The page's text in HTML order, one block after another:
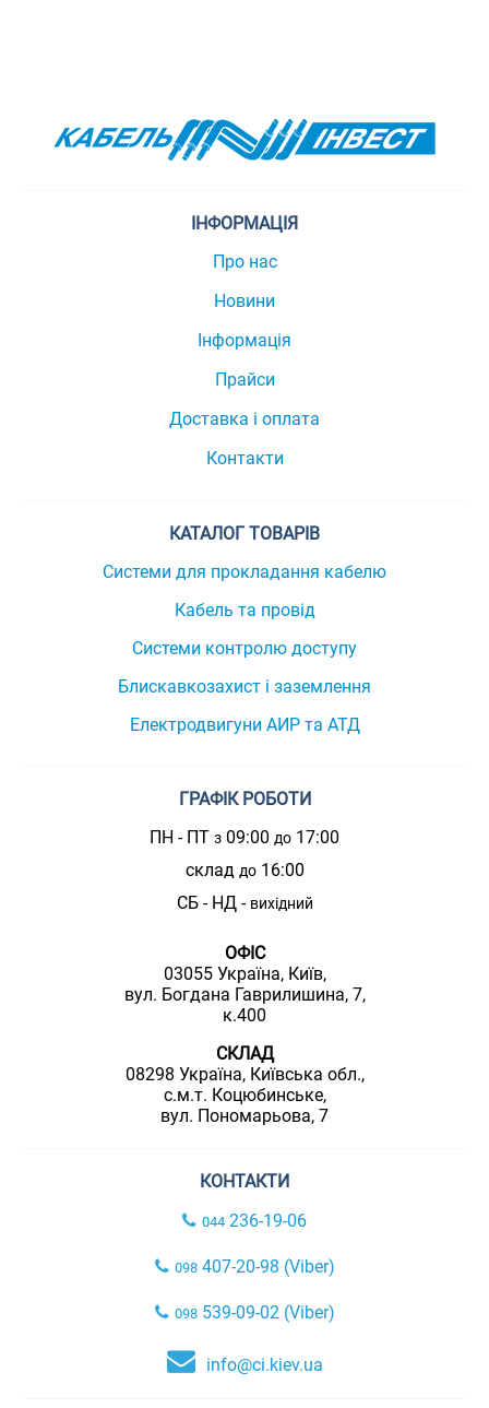
ІНФОРМАЦІЯ
Про нас
Новини
Інформація
Прайси
Доставка і оплата
Контакти
КАТАЛОГ ТОВАРІВ
Системи для прокладання кабелю
Кабель та провід
Системи контролю доступу
Блискавкозахист і заземлення
Електродвигуни АИР та АТД
ГРАФІК РОБОТИ
ПН - ПТ з 09:00 до 17:00
склад до16:00
СБ - НД - вихідний
ОФІС
03055 Україна, Київ,
вул. Богдана Гаврилишина, 7,
к.400
СКЛАД
08298 Україна, Київська обл.,
с.м.т. Коцюбинське,
вул. Пономарьова, 7
КОНТАКТИ
044 236-19-06
098407-20-98 (Viber)
098539-09-02 (Viber)
info@ci.kiev.ua